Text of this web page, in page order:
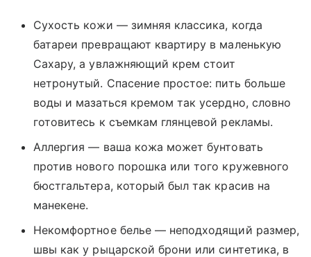
Сухость кожи — зимняя классика, когда
батареи превращают квартиру в маленькую
Сахару, а увлажняющий крем стоит
нетронутый. Спасение простое: пить больше
воды и мазаться кремом так усердно, словно
готовитесь к съемкам глянцевой рекламы.
Аллергия — ваша кожа может бунтовать
против нового порошка или того кружевного
бюстгальтера, который был так красив на
манекене.
Некомфортное белье — неподходящий размер,
швы как у рыцарской брони или синтетика, в